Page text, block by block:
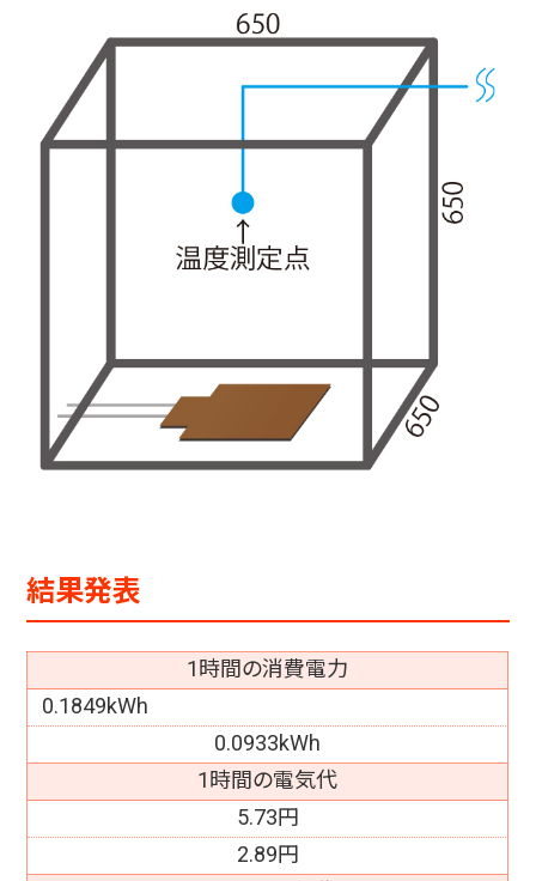
結果発表
1時間の消費電力
0.1849kWh
0.0933kWh
1時間の電気代
5.73円
2.89円